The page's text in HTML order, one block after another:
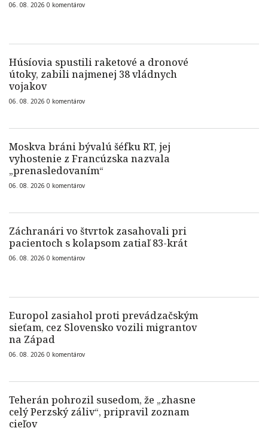
06. 08. 2026 0 komentárov
Húsíovia spustili raketové a dronové
útoky, zabili najmenej 38 vládnych
vojakov
06. 08. 2026 0 komentárov
Moskva bráni bývalú šéfku RT, jej
vyhostenie z Francúzska nazvala
„prenasledovaním“
06. 08. 2026 0 komentárov
Záchranári vo štvrtok zasahovali pri
pacientoch s kolapsom zatiaľ 83-krát
06. 08. 2026 0 komentárov
Europol zasiahol proti prevádzačským
sieťam, cez Slovensko vozili migrantov
na Západ
06. 08. 2026 0 komentárov
Teherán pohrozil susedom, že „zhasne
celý Perzský záliv“, pripravil zoznam
cieľov